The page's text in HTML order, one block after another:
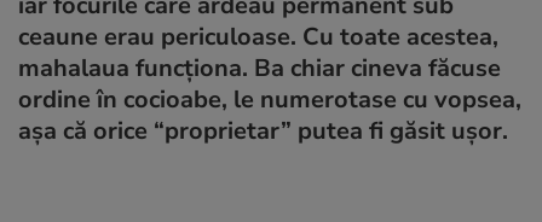
ceaune erau periculoase. Cu toate acestea,
mahalaua funcţiona. Ba chiar cineva făcuse
ordine în cocioabe, le numerotase cu vopsea,
aşa că orice “proprietar” putea fi găsit uşor.